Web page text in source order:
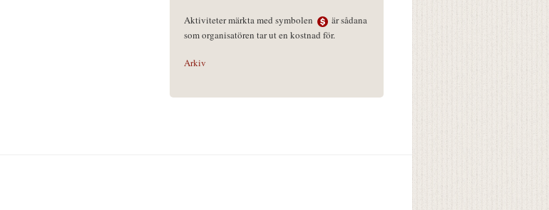
Aktiviteter märkta med symbolen
är sådana
som organisatören tar ut en kostnad för.
Arkiv